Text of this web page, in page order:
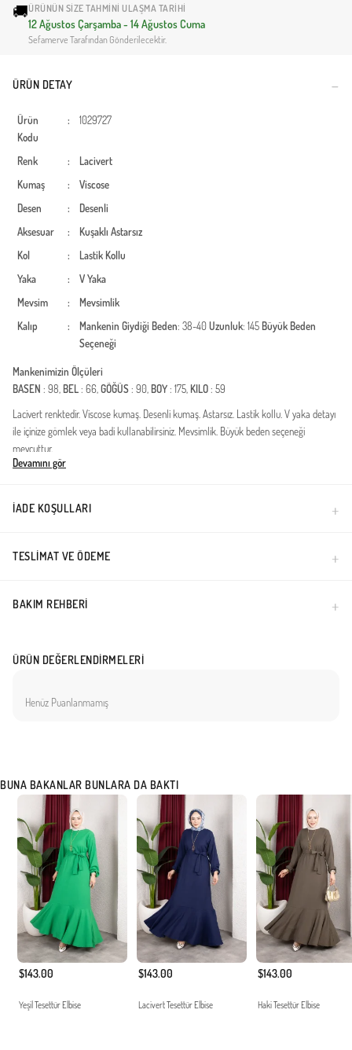
🚚ÜRÜNÜN SIZE TAHMINI ULAŞMA TARIHI
12 Ağustos Çarşamba - 14 Ağustos Cuma
Sefamerve Tarafından Gönderilecektir.
ÜRÜN DETAY
Ürün
Kodu
: 1029727
Renk :
Lacivert
Kumaş
:
Viscose
Desen
:
Desenli
Aksesuar
: Kuşaklı Astarsız
Kol
:
Lastik Kollu
Yaka
:
V Yaka
Mevsim
:
Mevsimlik
Kalıp
: Mankenin Giydiği Beden: 38-40Uzunluk: 145 Büyük Beden
Seçeneği
Mankenimizin Ölçüleri
BASEN : 98, BEL: 66,GÖĞÜS: 90, BOY: 175, KILO: 59
Lacivert renktedir. Viscose kumaş. Desenli kumaş. Astarsız. Lastik kollu. V yaka detayı
ile içinize gömlek veya badi kullanabilirsiniz. Mevsimlik. Büyük beden seçeneği
mevcuttur.
Devamını gör
İADE KOŞULLARI
TESLIMAT VE ÖDEME
BAKIM REHBERI
ÜRÜN DEĞERLENDIRMELERI
Henüz Puanlanmamış
BUNA BAKANLAR BUNLARA DA BAKTI
$143.00
Yeşil Tesettür Elbise
$143.00
Lacivert Tesettür Elbise
$143.00
Haki Tesettür Elbise